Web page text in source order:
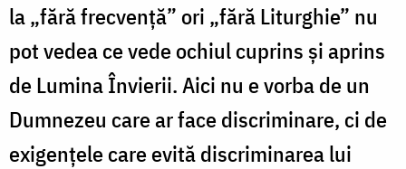
la „fără frecvență” ori „fără Liturghie” nu
pot vedea ce vede ochiul cuprins și aprins
de Lumina Învierii. Aici nu e vorba de un
Dumnezeu care ar face discriminare, ci de
exigențele care evită discriminarea lui